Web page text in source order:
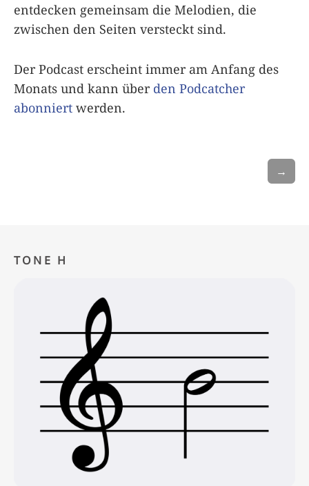
entdecken gemeinsam die Melodien, die
zwischen den Seiten versteckt sind.
Der Podcast erscheint immer am Anfang des
Monats und kann über den Podcatcher
abonniert werden.
→
TONE H